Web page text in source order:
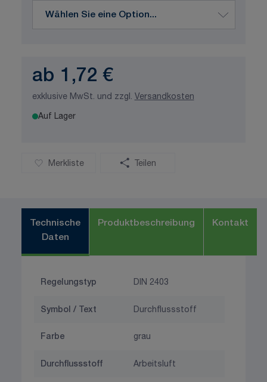
ab 1,72 €
exklusive MwSt. und zzgl. Versandkosten
Auf Lager
Merkliste Teilen
Technische
Daten
Produktbeschreibung Kontakt
Regelungstyp DIN 2403
Symbol / Text Durchflussstoff
Farbe grau
Durchflussstoff Arbeitsluft